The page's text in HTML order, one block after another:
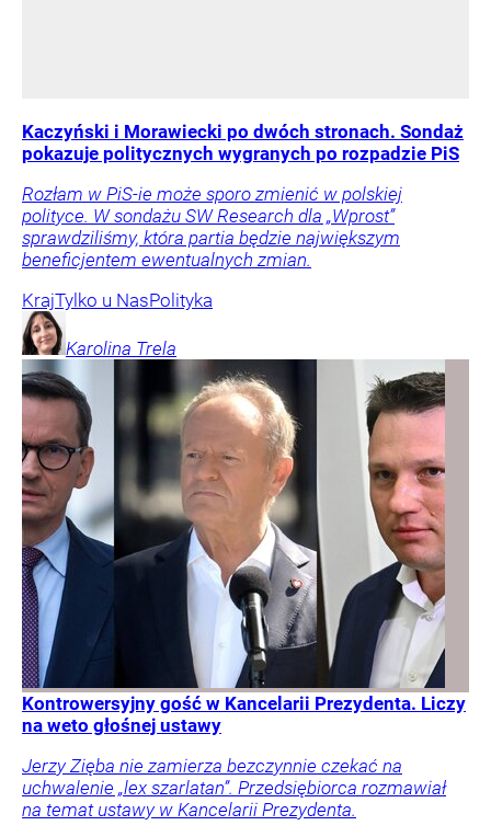
Kaczyński i Morawiecki po dwóch stronach. Sondaż
pokazuje politycznych wygranych po rozpadzie PiS
Rozłam w PiS-ie może sporo zmienić w polskiej
polityce. W sondażu SW Research dla „Wprost”
sprawdziliśmy, która partia będzie największym
beneficjentem ewentualnych zmian.
KrajTylko u NasPolityka
Karolina Trela
Kontrowersyjny gość w Kancelarii Prezydenta. Liczy
na weto głośnej ustawy
Jerzy Zięba nie zamierza bezczynnie czekać na
uchwalenie „lex szarlatan”. Przedsiębiorca rozmawiał
na temat ustawy w Kancelarii Prezydenta.